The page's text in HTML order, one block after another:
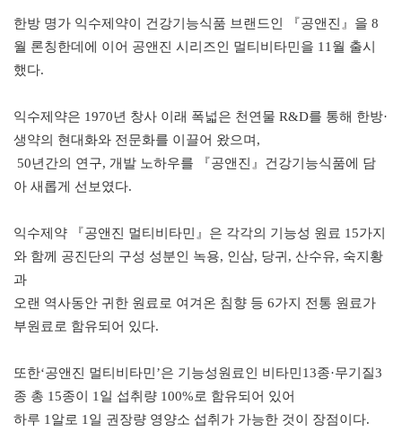
한방 명가 익수제약이 건강기능식품 브랜드인 『공앤진 』 을 8
월 론칭한데에 이어 공앤진 시리즈인 멀티비타민을 11 월 출시
했다.
익수제약은 1970년 창사 이래 폭넓은 천연물 R&D를 통해 한방·
생약의 현대화와 전문화를 이끌어 왔으며,
50년간의 연구, 개발 노하우를 『공앤진 』 건강기능식품에 담
아 새롭게 선보였다.
익수제약 『공앤진 멀티비타민 』 은 각각의 기능성 원료 15가지
와 함께 공진단의 구성 성분인 녹용, 인삼, 당귀, 산수유, 숙지황
과
오랜 역사동안 귀한 원료로 여겨온 침향 등 6가지 전통 원료가
부원료로 함유되어 있다.
또한‘공앤진 멀티비타민’은 기능성원료인 비타민13종·무기질3
종 총 15종이 1 일 섭취량 100%로 함유되어 있어
하루 1 알로 1 일 권장량 영양소 섭취가 가능한 것이 장점이다.